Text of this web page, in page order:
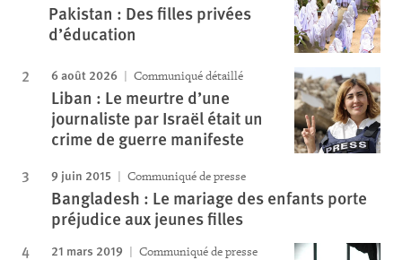
Pakistan : Des filles privées
d’éducation
6 août 2026 Communiqué détaillé
Liban : Le meurtre d’une
journaliste par Israël était un
crime de guerre manifeste
9 juin 2015 Communiqué de presse
Bangladesh : Le mariage des enfants porte
préjudice aux jeunes filles
21 mars 2019 Communiqué de presse